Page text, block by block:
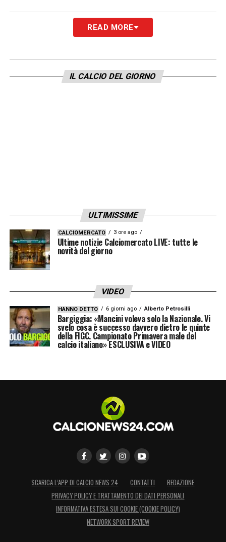
L’EPISODIO CHIAVE DEL MATCH
ruba il tempo a Ederson anticipando il suo
rinvio, ma l’arbitro fischia fallo per gioco
READ MORE
IL CALCIO DEL GIORNO
ULTIMISSIME
CALCIOMERCATO 3 ore ago
Ultime notizie Calciomercato LIVE: tutte le
novità del giorno
VIDEO
HANNO DETTO 6 giorni ago Alberto Petrosilli
Bargiggia: «Mancini voleva solo la Nazionale. Vi
svelo cosa è successo davvero dietro le quinte
della FIGC. Campionato Primavera male del
calcio italiano» ESCLUSIVA e VIDEO
SCARICA L’APP DI CALCIO NEWS 24 CONTATTI
REDAZIONE
PRIVACY POLICY E TRATTAMENTO DEI DATI PERSONALI
INFORMATIVA ESTESA SUI COOKIE (COOKIE POLICY)
NETWORK SPORT REVIEW